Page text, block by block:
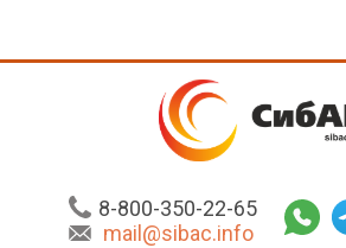
8-800-350-22-65
mail@sibac.info